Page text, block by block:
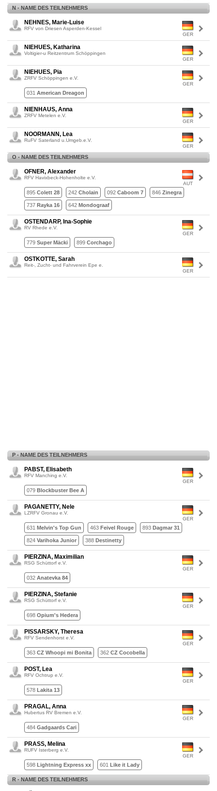
N - NAME DES TEILNEHMERS
GER
NEHNES, Marie-Luise
RFV von Driesen Asperden-Kessel
GER
NIEHUES, Katharina
Voltigier-u Reitzentrum Schöppingen
GER
NIEHUES, Pia
ZRFV Schöppingen e.V.
031 American Dreagon
GER
NIENHAUS, Anna
ZRFV Metelen e.V.
GER
NOORMANN, Lea
RuFV Saterland u.Umgeb.e.V.
O - NAME DES TEILNEHMERS
AUT
OFNER, Alexander
RFV Havixbeck-Hohenholte e.V.
895 Colett 28 242 Cholain 092 Caboom 7 846 Zinegra
737 Rayka 16 642 Mondograaf
GER
OSTENDARP, Ina-Sophie
RV Rhede e.V.
779 Super Mäcki 899 Corchago
GER
OSTKOTTE, Sarah
Reit-, Zucht- und Fahrverein Epe e.
P - NAME DES TEILNEHMERS
GER
PABST, Elisabeth
RFV Manching e.V.
079 Blockbuster Bee A
GER
PAGANETTY, Nele
LZRFV Gronau e.V.
631 Melvin's Top Gun 463 Feivel Rouge 893 Dagmar 31
824 Varihoka Junior 388 Destinetty
GER
PIERZINA, Maximilian
RSG Schüttorf e.V.
032 Anatevka 84
GER
PIERZINA, Stefanie
RSG Schüttorf e.V.
698 Opium's Hedera
GER
PISSARSKY, Theresa
RFV Sendenhorst e.V.
363 CZ Whoopi mi Bonita 362 CZ Cocobella
GER
POST, Lea
RFV Ochtrup e.V.
578 Lakita 13
GER
PRAGAL, Anna
Hubertus RV Bremen e.V.
484 Gadgaards Cari
GER
PRASS, Melina
RUFV Isterberg e.V.
598 Lightning Express xx 601 Like it Lady
R - NAME DES TEILNEHMERS